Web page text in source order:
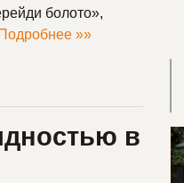
болото»,
Подробнее »»
в